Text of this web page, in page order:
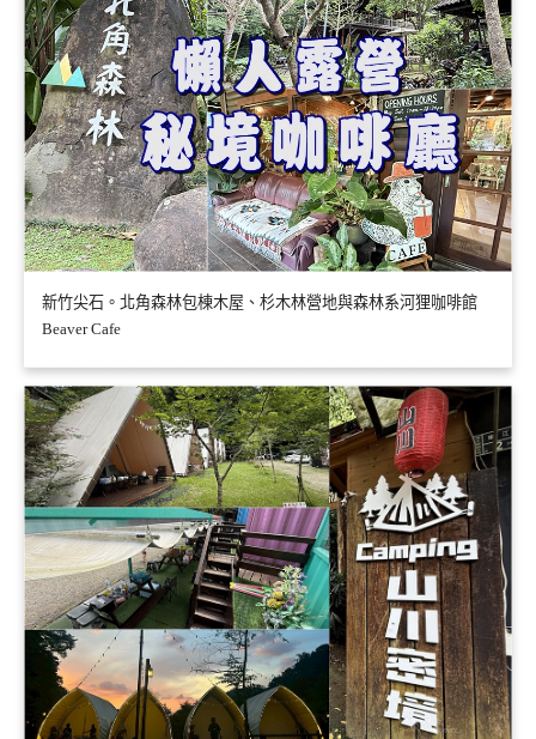
新竹尖石。北角森林包棟木屋、杉木林營地與森林系河狸咖啡館
Beaver Cafe